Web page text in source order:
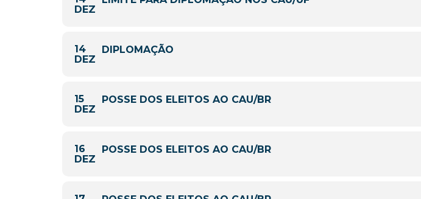
DEZ
14
DEZ
DIPLOMAÇÃO
15
DEZ
POSSE DOS ELEITOS AO CAU/BR
16
DEZ
POSSE DOS ELEITOS AO CAU/BR